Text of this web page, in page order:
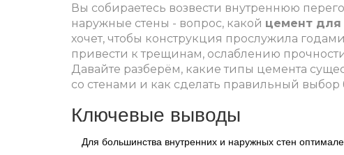
Вы собираетесь возвести внутреннюю
наружные стены - вопрос, какой цемент для
хочет, чтобы конструкция прослужила
привести к трещинам, ослаблению
Давайте разберём, какие типы цемента
со стенами и как сделать правильный
Ключевые выводы
Для большинства внутренних и наружных стен